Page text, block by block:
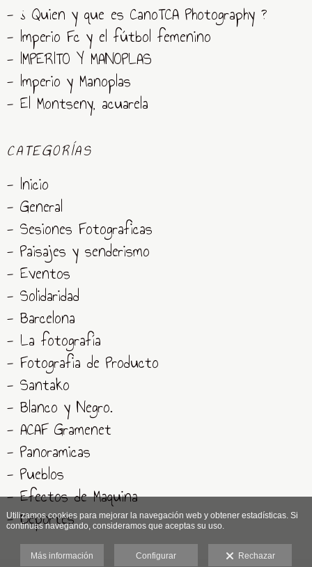
- ¿ Quien y que es CanoTCA Photography ?
- Imperio Fc y el fútbol femenino
- IMPERITO Y MANOPLAS
- Imperio y Manoplas
- El Montseny, acuarela
CATEGORÍAS
- Inicio
- General
- Sesiones Fotograficas
- Paisajes y senderismo
- Eventos
- Solidaridad
- Barcelona
- La fotografía
- Fotografia de Producto
- Santako
- Blanco y Negro.
- ACAF Gramenet
- Panoramicas
- Pueblos
- Efectos de Maquina
- Deportes
Utilizamos cookies para mejorar la navegación web y obtener estadísticas. Si
continuas navegando, consideramos que aceptas su uso.
Más información Configurar Rechazar